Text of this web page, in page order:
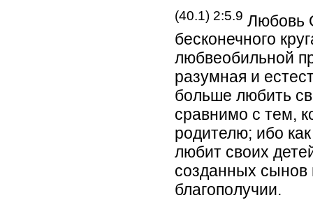
(40.1) 2:5.9 Любовь
бесконечного
любвеобильной
разумная и
больше любить
сравнимо с тем,
родителю; ибо
любит своих
созданных сынов
благополучии.